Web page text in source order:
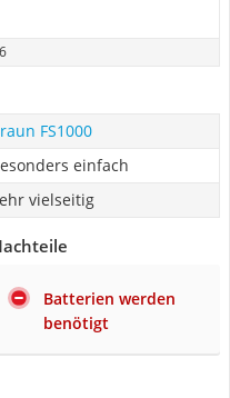
FS1000
einfach
vielseitig
Batterien werden
benötigt